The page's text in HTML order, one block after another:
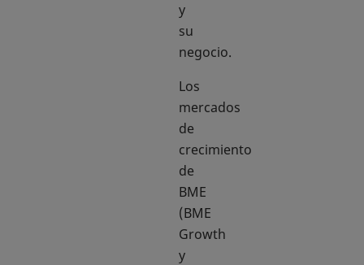
y
su
negocio.
Los
mercados
de
crecimiento
de
BME
(BME
Growth
y